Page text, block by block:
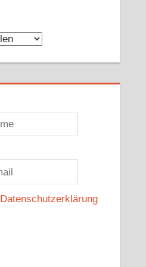
Datenschutzerklärung